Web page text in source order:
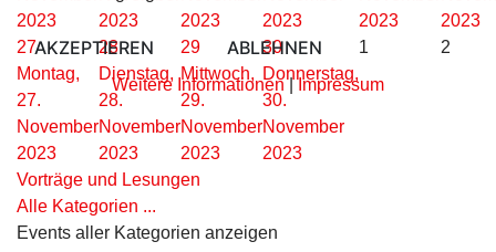
2023
2023
2023
2023
2023
2023
27
Montag,
27.
November
2023
28
Dienstag,
28.
November
2023
29
Mittwoch,
29.
November
2023
30
Donnerstag,
30.
November
2023
1 2
Vorträge und Lesungen
Alle Kategorien ...
Events aller Kategorien anzeigen
AKZEPTIEREN ABLEHNEN
Weitere Informationen|Impressum